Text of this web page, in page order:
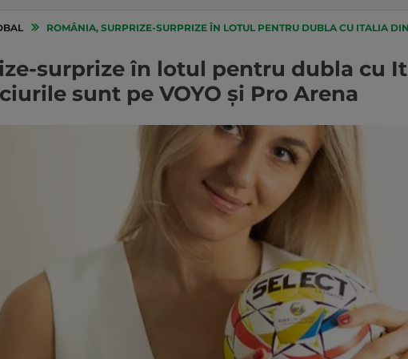
ROMÂNIA, SURPRIZE-SURPRIZE ÎN LOTUL PENTRU DUBLA CU ITALIA DIN BARAJUL CM DE
surprize în lotul pentru dubla cu
sunt pe VOYO și Pro Arena